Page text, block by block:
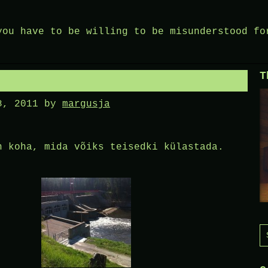
have to be willing to be misunderstood
2011 by margusja
mida võiks teisedki külastada.